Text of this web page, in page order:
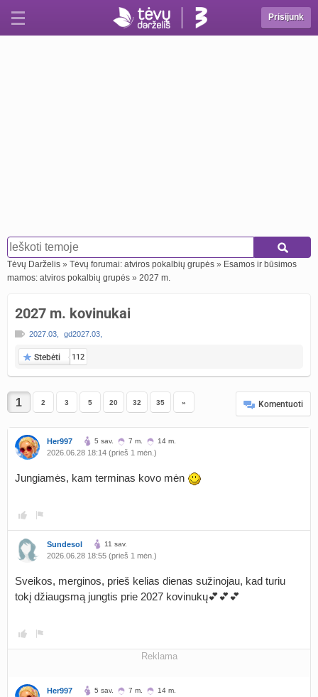
Prisijunk
Tėvų Darželis » Tėvų forumai: atviros pokalbių grupės » Esamos ir būsimos
mamos: atviros pokalbių grupės » 2027 m.
2027 m. kovinukai
2027.03 gd2027.03
Stebėti 112
2 3 5 20 32 35 » Komentuoti
Her997 5 sav. 7 m. 14 m.
2026.06.28 18:14 (prieš 1 mėn.)
Jungiamės, kam terminas kovo mėn
Sundesol 11 sav.
2026.06.28 18:55 (prieš 1 mėn.)
Sveikos, merginos, prieš kelias dienas sužinojau, kad turiu
tokį džiaugsmą jungtis prie 2027 kovinukų💕💕💕
Reklama
Her997 5 sav. 7 m. 14 m.